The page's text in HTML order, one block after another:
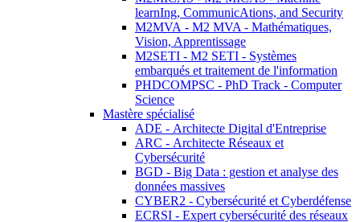
learnIng, CommunicAtions, and Security
M2MVA - M2 MVA - Mathématiques,
Vision, Apprentissage
M2SETI - M2 SETI - Systèmes
embarqués et traitement de l'information
PHDCOMPSC - PhD Track - Computer
Science
Mastère spécialisé
ADE - Architecte Digital d'Entreprise
ARC - Architecte Réseaux et
Cybersécurité
BGD - Big Data : gestion et analyse des
données massives
CYBER2 - Cybersécurité et Cyberdéfense
ECRSI - Expert cybersécurité des réseaux